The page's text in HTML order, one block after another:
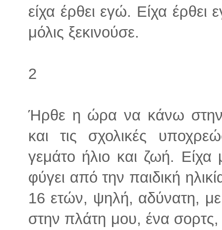
είχα έρθει εγώ. Είχα
μόλις ξεκινούσε.
2
Ήρθε η ώρα να κάνω στην
και τις σχολικές
γεμάτο ήλιο και ζωή. Είχα
φύγει από την παιδική
16 ετών, ψηλή, αδύνατη,
στην πλάτη μου, ένα σορτς,